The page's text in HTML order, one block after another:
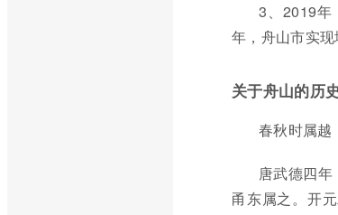
3、2019年
年，舟山市实
关于舟山的历
春秋时属越
唐武德四
甬东属之。开